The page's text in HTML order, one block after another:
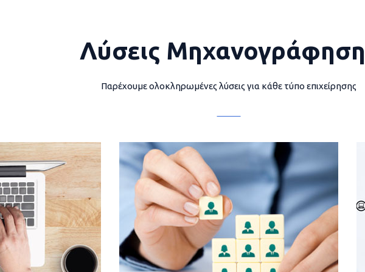
Λύσεις
Παρέχουμε ολοκληρωμένες λύσεις για κάθε τύπο επιχείρησης